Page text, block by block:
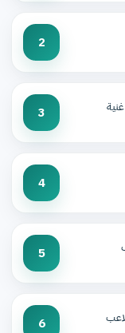
2
3
4
5
6